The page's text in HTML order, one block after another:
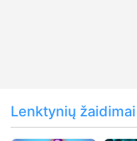
Lenktynių žaidimai